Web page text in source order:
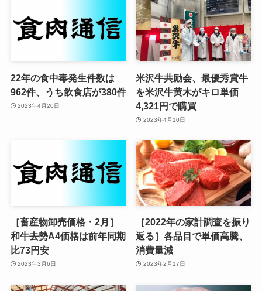
22年の食中毒発生件数は
962件、うち飲食店が380件
2023年4月20日
米沢牛共励会、最優秀賞牛
を米沢牛黄木がキロ単価
4,321円で購買
2023年4月10日
［畜産物卸売価格・2月］
和牛去勢A4価格は前年同期
比73円安
2023年3月6日
［2022年の家計調査を振り
返る］各品目で単価高騰、
消費量減
2023年2月17日